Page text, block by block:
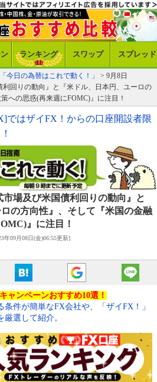
ランキング スワップ スプレッド
今日の為替はこれで動く！」
> 9月8日
回りの動向』と『米ドル、日本円、ユーロの
への思惑(再来週にFOMC)』に注目！
ではザイFX！からの口座開設者限
場及び米国債利回りの動向』と
ロの方向性』、そして『米国の金融
』に注目！
年09月08日(金)06:55更新]
ャンペーンおすすめ10選！
件が簡単なFX会社や、「ザイFX！」
選して紹介。